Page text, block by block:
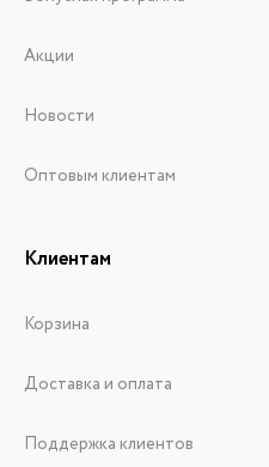
Акции
Новости
Оптовым клиентам
Клиентам
Корзина
Доставка и оплата
Поддержка клиентов